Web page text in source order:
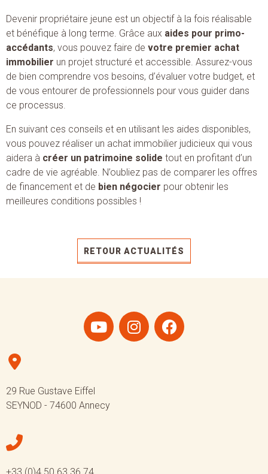
Devenir propriétaire jeune est un objectif à la fois réalisable
et bénéfique à long terme. Grâce aux aides pour primo-
accédants, vous pouvez faire de votre premier achat
immobilier un projet structuré et accessible. Assurez-vous
de bien comprendre vos besoins, d’évaluer votre budget, et
de vous entourer de professionnels pour vous guider dans
ce processus.
En suivant ces conseils et en utilisant les aides disponibles,
vous pouvez réaliser un achat immobilier judicieux qui vous
aidera à créer un patrimoine solide tout en profitant d’un
cadre de vie agréable. N’oubliez pas de comparer les offres
de financement et de bien négocier pour obtenir les
meilleures conditions possibles !
RETOUR ACTUALITÉS
29 Rue Gustave Eiffel
SEYNOD - 74600 Annecy